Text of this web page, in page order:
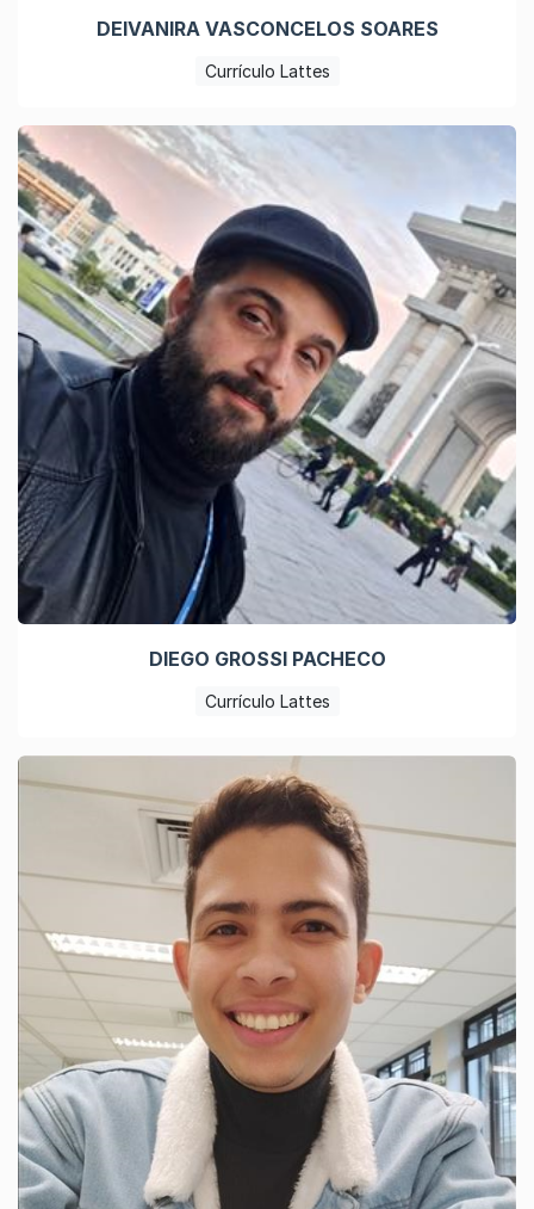
DEIVANIRA VASCONCELOS SOARES
Currículo Lattes
DIEGO GROSSI PACHECO
Currículo Lattes